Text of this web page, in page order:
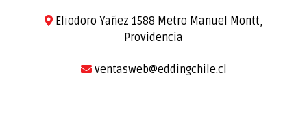
Eliodoro Yañez 1588 Metro Manuel Montt,
Providencia
ventasweb@eddingchile.cl